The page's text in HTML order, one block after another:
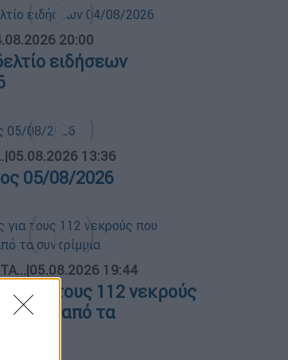
20:00
ειδήσεων
|05.08.2026 13:36
05/08/2026
|05.08.2026 19:44
για τους 112 νεκρούς
από τα